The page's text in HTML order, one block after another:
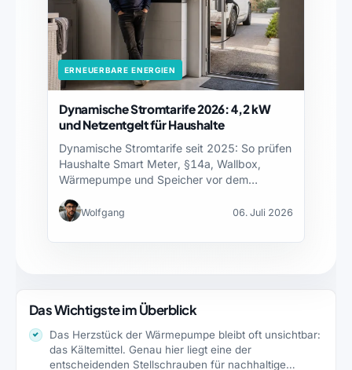
ERNEUERBARE ENERGIEN
Dynamische Stromtarife 2026: 4,2 kW
und Netzentgelt für Haushalte
Dynamische Stromtarife seit 2025: So prüfen
Haushalte Smart Meter, §14a, Wallbox,
Wärmepumpe und Speicher vor dem…
Wolfgang 06. Juli 2026
Das Wichtigste im Überblick
Das Herzstück der Wärmepumpe bleibt oft unsichtbar:
das Kältemittel. Genau hier liegt eine der
entscheidenden Stellschrauben für nachhaltige…